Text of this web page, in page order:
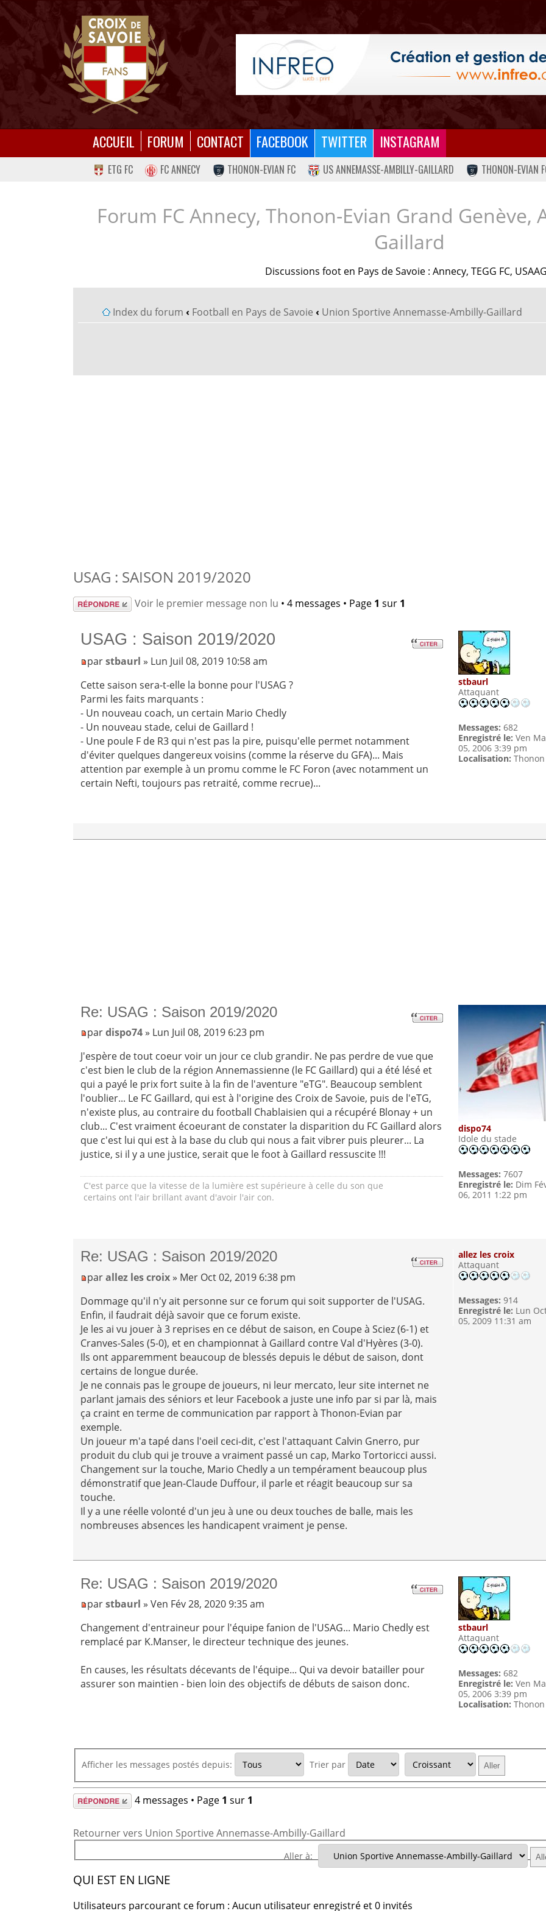
ACCUEIL FORUM CONTACT FACEBOOK TWITTER INSTAGRAM
ETG FC FC ANNECY THONON-EVIAN FC US ANNEMASSE-AMBILLY-GAILLARD THONON-EVIAN
Forum FC Annecy, Thonon-Evian Grand Genève,
Gaillard
Discussions foot en Pays de Savoie : Annecy, TEGG FC,
Index du forum ‹ Football en Pays de Savoie ‹ Union Sportive Annemasse-Ambilly-Gaillard
USAG : SAISON 2019/2020
Répondre Voir le premier message non lu • 4 messages • Page 1 sur 1
USAG : Saison 2019/2020
parstbaurl » Lun Juil 08, 2019 10:58 am
Cette saison sera-t-elle la bonne pour l'USAG ?
Parmi les faits marquants :
- Un nouveau coach, un certain Mario Chedly
- Un nouveau stade, celui de Gaillard !
- Une poule F de R3 qui n'est pas la pire, puisqu'elle permet notamment
d'éviter quelques dangereux voisins (comme la réserve du GFA)... Mais
attention par exemple à un promu comme le FC Foron (avec notamment un
certain Nefti, toujours pas retraité, comme recrue)...
stbaurl
Attaquant
Messages: 682
Enregistré le: Ven
05, 2006 3:39 pm
Localisation: Thonon
Re: USAG : Saison 2019/2020
pardispo74» Lun Juil 08, 2019 6:23 pm
J'espère de tout coeur voir un jour ce club grandir. Ne pas perdre de vue que
c'est bien le club de la région Annemassienne (le FC Gaillard) qui a été lésé et
qui a payé le prix fort suite à la fin de l'aventure "eTG". Beaucoup semblent
l'oublier... Le FC Gaillard, qui est à l'origine des Croix de Savoie, puis de l'eTG,
n'existe plus, au contraire du football Chablaisien qui a récupéré Blonay + un
club... C'est vraiment écoeurant de constater la disparition du FC Gaillard alors
que c'est lui qui est à la base du club qui nous a fait vibrer puis pleurer... La
justice, si il y a une justice, serait que le foot à Gaillard ressuscite !!!
C'est parce que la vitesse de la lumière est supérieure à celle du son que
certains ont l'air brillant avant d'avoir l'air con.
dispo74
Idole du stade
Messages: 7607
Enregistré le: Dim
06, 2011 1:22 pm
Re: USAG : Saison 2019/2020
parallez les croix » Mer Oct 02, 2019 6:38 pm
Dommage qu'il n'y ait personne sur ce forum qui soit supporter de l'USAG.
Enfin, il faudrait déjà savoir que ce forum existe.
Je les ai vu jouer à 3 reprises en ce début de saison, en Coupe à Sciez (6-1) et
Cranves-Sales (5-0), et en championnat à Gaillard contre Val d'Hyères (3-0).
Ils ont apparemment beaucoup de blessés depuis le début de saison, dont
certains de longue durée.
Je ne connais pas le groupe de joueurs, ni leur mercato, leur site internet ne
parlant jamais des séniors et leur Facebook a juste une info par si par là, mais
ça craint en terme de communication par rapport à Thonon-Evian par
exemple.
Un joueur m'a tapé dans l'oeil ceci-dit, c'est l'attaquant Calvin Gnerro, pur
produit du club qui je trouve a vraiment passé un cap, Marko Tortoricci aussi.
Changement sur la touche, Mario Chedly a un tempérament beaucoup plus
démonstratif que Jean-Claude Duffour, il parle et réagit beaucoup sur sa
touche.
Il y a une réelle volonté d'un jeu à une ou deux touches de balle, mais les
nombreuses absences les handicapent vraiment je pense.
allez les croix
Attaquant
Messages: 914
Enregistré le: Lun
05, 2009 11:31 am
Re: USAG : Saison 2019/2020
parstbaurl » Ven Fév 28, 2020 9:35 am
Changement d'entraineur pour l'équipe fanion de l'USAG... Mario Chedly est
remplacé par K.Manser, le directeur technique des jeunes.
En causes, les résultats décevants de l'équipe... Qui va devoir batailler pour
assurer son maintien - bien loin des objectifs de débuts de saison donc.
stbaurl
Attaquant
Messages: 682
Enregistré le: Ven
05, 2006 3:39 pm
Localisation: Thonon
Afficher les messages postés depuis: Trier par
Répondre 4 messages • Page 1 sur 1
Retourner vers Union Sportive Annemasse-Ambilly-Gaillard
Aller à:
QUI EST EN LIGNE
Utilisateurs parcourant ce forum : Aucun utilisateur enregistré et 0 invités